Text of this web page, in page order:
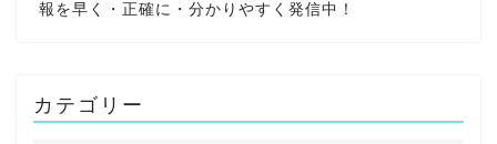
報を早く・正確に・分かりやすく発信中！
カテゴリー